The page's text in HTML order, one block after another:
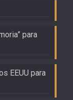
para
EEUU para